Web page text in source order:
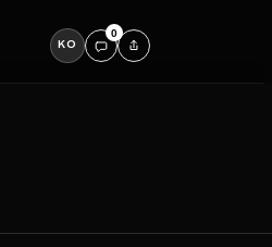
KO
0